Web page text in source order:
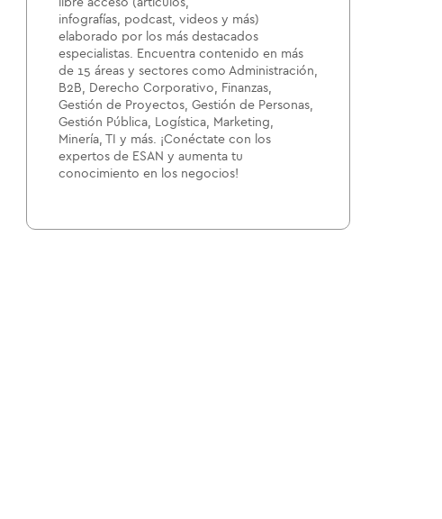
libre acceso (artículos,
infografías, podcast, videos y más)
elaborado por los más destacados
especialistas. Encuentra contenido en más
de 15 áreas y sectores como Administración,
B2B, Derecho Corporativo, Finanzas,
Gestión de Proyectos, Gestión de Personas,
Gestión Pública, Logística, Marketing,
Minería, TI y más. ¡Conéctate con los
expertos de ESAN y aumenta tu
conocimiento en los negocios!